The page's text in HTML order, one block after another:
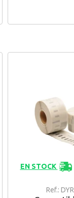
EN STOCK
Ref.: